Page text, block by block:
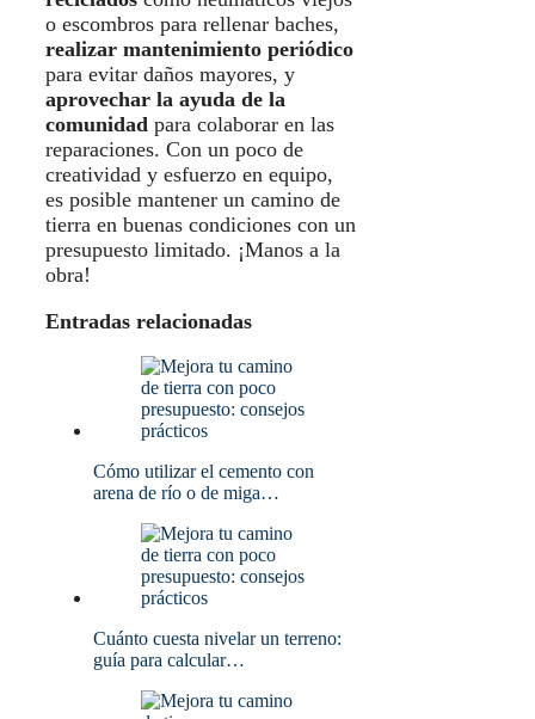
o escombros para rellenar baches,
realizar mantenimiento periódico
para evitar daños mayores, y
aprovechar la ayuda de la
comunidad para colaborar en las
reparaciones. Con un poco de
creatividad y esfuerzo en equipo,
es posible mantener un camino de
tierra en buenas condiciones con un
presupuesto limitado. ¡Manos a la
obra!
Entradas relacionadas
Cómo utilizar el cemento con
arena de río o de miga…
Cuánto cuesta nivelar un terreno:
guía para calcular…